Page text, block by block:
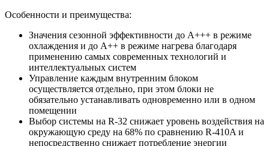
Особенности и преимущества:
Значения сезонной эффективности до A+++ в режиме
охлаждения и до А++ в режиме нагрева благодаря
применению самых современных технологий и
интеллектуальных систем
Управление каждым внутренним блоком
осуществляется отдельно, при этом блоки не
обязательно устанавливать одновременно или в одном
помещении
Выбор системы на R-32 снижает уровень воздействия на
окружающую среду на 68% по сравнению R-410A и
непосредственно снижает потребление энергии